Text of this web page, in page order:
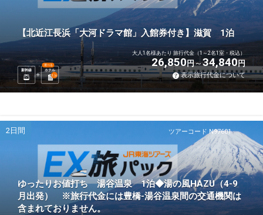
【北近江長浜「大河ドラマ館」入館券付き】滋賀 1泊
新幹線 ホテル
選べる
1 泊
大人1名様あたり 旅行代金（1～2名1室・税込）
26,850円 34,840円
表示旅行代金について
ツアーコード N97601
2日間
ゆったりお値打ち 湯谷温泉 1泊◆湯の風HAZU（4-9
月出発） ※旅行代金には豊橋-湯谷温泉間の交通機関は
含まれておりません。